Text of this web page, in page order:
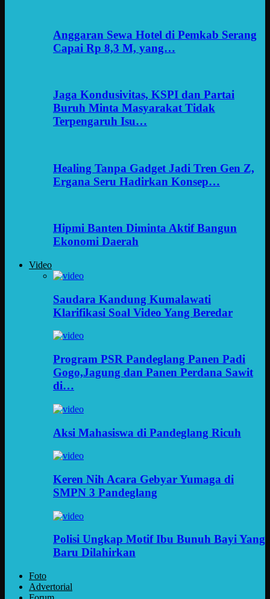
Anggaran Sewa Hotel di Pemkab Serang
Capai Rp 8,3 M, yang…
Jaga Kondusivitas, KSPI dan Partai
Buruh Minta Masyarakat Tidak
Terpengaruh Isu…
Healing Tanpa Gadget Jadi Tren Gen Z,
Ergana Seru Hadirkan Konsep…
Hipmi Banten Diminta Aktif Bangun
Ekonomi Daerah
Video
Saudara Kandung Kumalawati
Klarifikasi Soal Video Yang Beredar
Program PSR Pandeglang Panen Padi
Gogo,Jagung dan Panen Perdana Sawit
di…
Aksi Mahasiswa di Pandeglang Ricuh
Keren Nih Acara Gebyar Yumaga di
SMPN 3 Pandeglang
Polisi Ungkap Motif Ibu Bunuh Bayi Yang
Baru Dilahirkan
Foto
Advertorial